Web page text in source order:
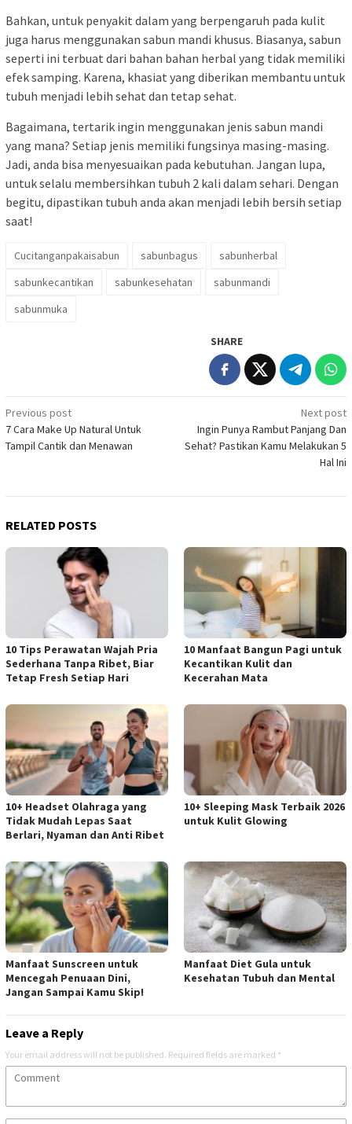
Bahkan, untuk penyakit dalam yang berpengaruh pada kulit
juga harus menggunakan sabun mandi khusus. Biasanya, sabun
seperti ini terbuat dari bahan bahan herbal yang tidak memiliki
efek samping. Karena, khasiat yang diberikan membantu untuk
tubuh menjadi lebih sehat dan tetap sehat.
Bagaimana, tertarik ingin menggunakan jenis sabun mandi
yang mana? Setiap jenis memiliki fungsinya masing-masing.
Jadi, anda bisa menyesuaikan pada kebutuhan. Jangan lupa,
untuk selalu membersihkan tubuh 2 kali dalam sehari. Dengan
begitu, dipastikan tubuh anda akan menjadi lebih bersih setiap
saat!
Cucitanganpakaisabun sabunbagus
sabunherbal
sabunkecantikan
sabunkesehatan
sabunmandi
sabunmuka
SHARE
Post
navigation
Previous post
7 Cara Make Up Natural Untuk
Tampil Cantik dan Menawan
Next post
Ingin Punya Rambut Panjang Dan
Sehat? Pastikan Kamu Melakukan 5
Hal Ini
RELATED POSTS
10 Tips Perawatan Wajah Pria
Sederhana Tanpa Ribet, Biar
Tetap Fresh Setiap Hari
10 Manfaat Bangun Pagi untuk
Kecantikan Kulit dan
Kecerahan Mata
10+ Headset Olahraga yang
Tidak Mudah Lepas Saat
Berlari, Nyaman dan Anti Ribet
10+ Sleeping Mask Terbaik 2026
untuk Kulit Glowing
Manfaat Sunscreen untuk
Mencegah Penuaan Dini,
Jangan Sampai Kamu Skip!
Manfaat Diet Gula untuk
Kesehatan Tubuh dan Mental
Leave a Reply
Your email address will not be published. Required fields are marked *